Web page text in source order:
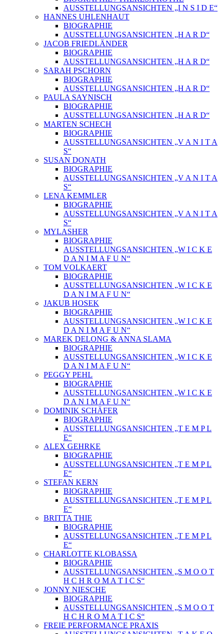
AUSSTELLUNGSANSICHTEN „I N S I D E“
HANNES UHLENHAUT
BIOGRAPHIE
AUSSTELLUNGSANSICHTEN „H A R D“
JACOB FRIEDLÄNDER
BIOGRAPHIE
AUSSTELLUNGSANSICHTEN „H A R D“
SARAH PSCHORN
BIOGRAPHIE
AUSSTELLUNGSANSICHTEN „H A R D“
PAULA SAYNISCH
BIOGRAPHIE
AUSSTELLUNGSANSICHTEN „H A R D“
MARTEN SCHECH
BIOGRAPHIE
AUSSTELLUNGSANSICHTEN „V A N I T A
S“
SUSAN DONATH
BIOGRAPHIE
AUSSTELLUNGSANSICHTEN „V A N I T A
S“
LENA KEMMLER
BIOGRAPHIE
AUSSTELLUNGSANSICHTEN „V A N I T A
S“
MYLASHER
BIOGRAPHIE
AUSSTELLUNGSANSICHTEN „W I C K E
D A N I M A F U N“
TOM VOLKAERT
BIOGRAPHIE
AUSSTELLUNGSANSICHTEN „W I C K E
D A N I M A F U N“
JAKUB HOSEK
BIOGRAPHIE
AUSSTELLUNGSANSICHTEN „W I C K E
D A N I M A F U N“
MAREK DELONG & ANNA SLAMA
BIOGRAPHIE
AUSSTELLUNGSANSICHTEN „W I C K E
D A N I M A F U N“
PEGGY PEHL
BIOGRAPHIE
AUSSTELLUNGSANSICHTEN „W I C K E
D A N I M A F U N“
DOMINIK SCHÄFER
BIOGRAPHIE
AUSSTELLUNGSANSICHTEN „T E M P L
E“
ALEX GEHRKE
BIOGRAPHIE
AUSSTELLUNGSANSICHTEN „T E M P L
E“
STEFAN KERN
BIOGRAPHIE
AUSSTELLUNGSANSICHTEN „T E M P L
E“
BRITTA THIE
BIOGRAPHIE
AUSSTELLUNGSANSICHTEN „T E M P L
E“
CHARLOTTE KLOBASSA
BIOGRAPHIE
AUSSTELLUNGSANSICHTEN „S M O O T
H C H R O M A T I C S“
JONNY NIESCHE
BIOGRAPHIE
AUSSTELLUNGSANSICHTEN „S M O O T
H C H R O M A T I C S“
FREIE PERFORMANCE PRAXIS